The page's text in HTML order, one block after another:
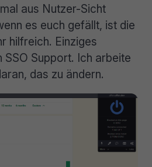
aus Nutzer-Sicht
es euch gefällt, ist die
hilfreich. Einziges
Support. Ich arbeite
das zu ändern.